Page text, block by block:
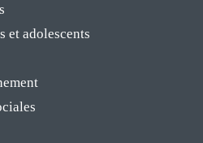
et adolescents